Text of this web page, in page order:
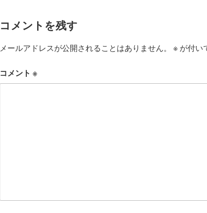
コメントを残す
メールアドレスが公開されることはありません。 ※ が付い
コメント ※